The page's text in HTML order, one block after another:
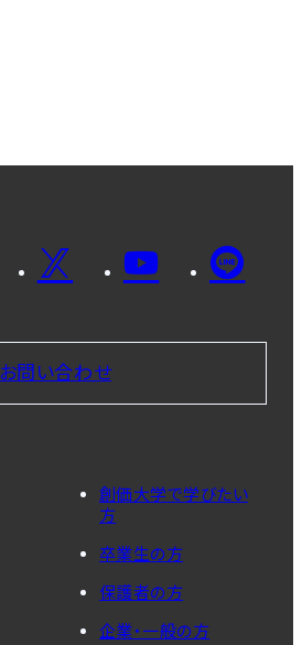
お問い合わせ
創価大学で学びたい
方
卒業生の方
保護者の方
企業・一般の方